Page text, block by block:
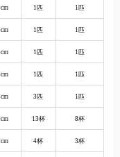
1匹 1匹
1匹 1匹
1匹 1匹
1匹 1匹
3匹 1匹
13杯 8杯
4杯 3杯